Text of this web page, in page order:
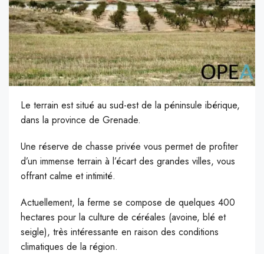
Le terrain est situé au sud-est de la péninsule ibérique,
dans la province de Grenade.
Une réserve de chasse privée vous permet de profiter
d’un immense terrain à l’écart des grandes villes, vous
offrant calme et intimité.
Actuellement, la ferme se compose de quelques 400
hectares pour la culture de céréales (avoine, blé et
seigle), très intéressante en raison des conditions
climatiques de la région.